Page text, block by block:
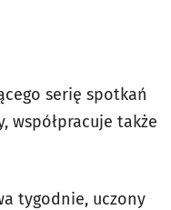
serię spotkań
współpracuje także
tygodnie, uczony